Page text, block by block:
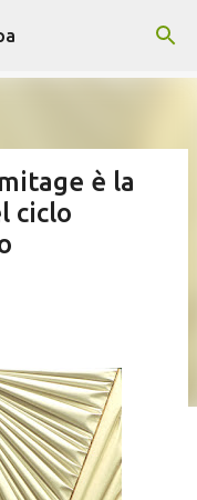
è la
ciclo